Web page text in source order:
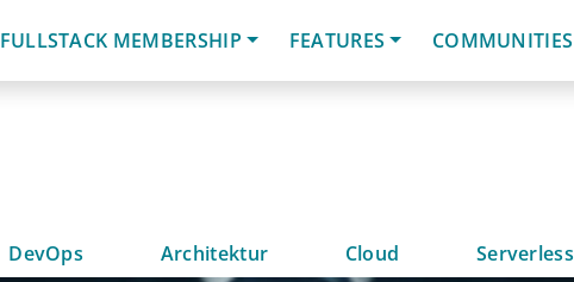
FULLSTACK MEMBERSHIP FEATURES COMMUNITIES
DevOps Architektur Cloud Serverless